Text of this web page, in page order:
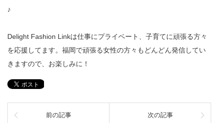
♪
Delight Fashion Linkは仕事にプライベート、子育てに頑張る方々
を応援してます。福岡で頑張る女性の方々もどんどん発信してい
きますので、お楽しみに！
前の記事 次の記事